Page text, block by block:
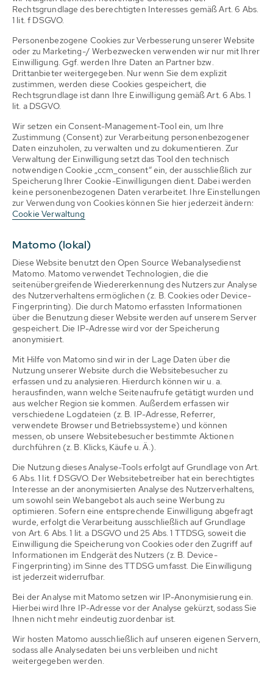
Rechtsgrundlage des berechtigten Interesses gemäß Art. 6 Abs.
1 lit. f DSGVO.
Personenbezogene Cookies zur Verbesserung unserer Website
oder zu Marketing-/ Werbezwecken verwenden wir nur mit Ihrer
Einwilligung. Ggf. werden Ihre Daten an Partner bzw.
Drittanbieter weitergegeben. Nur wenn Sie dem explizit
zustimmen, werden diese Cookies gespeichert, die
Rechtsgrundlage ist dann Ihre Einwilligung gemäß Art. 6 Abs. 1
lit. a DSGVO.
Wir setzen ein Consent-Management-Tool ein, um Ihre
Zustimmung (Consent) zur Verarbeitung personenbezogener
Daten einzuholen, zu verwalten und zu dokumentieren. Zur
Verwaltung der Einwilligung setzt das Tool den technisch
notwendigen Cookie „ccm_consent“ ein, der ausschließlich zur
Speicherung Ihrer Cookie-Einwilligungen dient. Dabei werden
keine personenbezogenen Daten verarbeitet. Ihre Einstellungen
zur Verwendung von Cookies können Sie hier jederzeit ändern:
Cookie Verwaltung
Matomo (lokal)
Diese Website benutzt den Open Source Webanalysedienst
Matomo. Matomo verwendet Technologien, die die
seitenübergreifende Wiedererkennung des Nutzers zur Analyse
des Nutzerverhaltens ermöglichen (z. B. Cookies oder Device-
Fingerprinting). Die durch Matomo erfassten Informationen
über die Benutzung dieser Website werden auf unserem Server
gespeichert. Die IP-Adresse wird vor der Speicherung
anonymisiert.
Mit Hilfe von Matomo sind wir in der Lage Daten über die
Nutzung unserer Website durch die Websitebesucher zu
erfassen und zu analysieren. Hierdurch können wir u. a.
herausfinden, wann welche Seitenaufrufe getätigt wurden und
aus welcher Region sie kommen. Außerdem erfassen wir
verschiedene Logdateien (z. B. IP-Adresse, Referrer,
verwendete Browser und Betriebssysteme) und können
messen, ob unsere Websitebesucher bestimmte Aktionen
durchführen (z. B. Klicks, Käufe u. Ä.).
Die Nutzung dieses Analyse-Tools erfolgt auf Grundlage von Art.
6 Abs. 1 lit. f DSGVO. Der Websitebetreiber hat ein berechtigtes
Interesse an der anonymisierten Analyse des Nutzerverhaltens,
um sowohl sein Webangebot als auch seine Werbung zu
optimieren. Sofern eine entsprechende Einwilligung abgefragt
wurde, erfolgt die Verarbeitung ausschließlich auf Grundlage
von Art. 6 Abs. 1 lit. a DSGVO und 25 Abs. 1 TTDSG, soweit die
Einwilligung die Speicherung von Cookies oder den Zugriff auf
Informationen im Endgerät des Nutzers (z. B. Device-
Fingerprinting) im Sinne des TTDSG umfasst. Die Einwilligung
ist jederzeit widerrufbar.
Bei der Analyse mit Matomo setzen wir IP-Anonymisierung ein.
Hierbei wird Ihre IP-Adresse vor der Analyse gekürzt, sodass Sie
Ihnen nicht mehr eindeutig zuordenbar ist.
Wir hosten Matomo ausschließlich auf unseren eigenen Servern,
sodass alle Analysedaten bei uns verbleiben und nicht
weitergegeben werden.